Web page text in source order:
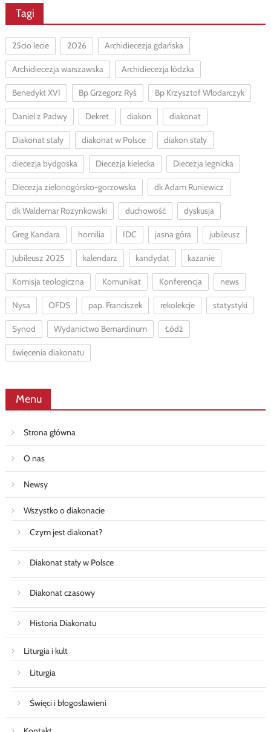
Tagi
25cio lecie 2026 Archidiecezja gdańska
Archidiecezja warszawska Archidiecezja łódzka
Benedykt XVI Bp Grzegorz Ryś Bp Krzysztof Włodarczyk
Daniel z Padwy Dekret diakon diakonat
Diakonat stały diakonat w Polsce diakon stały
diecezja bydgoska Diecezja kielecka Diecezja legnicka
Diecezja zielonogórsko-gorzowska dk Adam Runiewicz
dk Waldemar Rozynkowski duchowość dyskusja
Greg Kandara homilia IDC jasna góra jubileusz
Jubileusz 2025 kalendarz kandydat kazanie
Komisja teologiczna Komunikat Konferencja news
Nysa OFDS pap. Franciszek rekolekcje statystyki
Synod Wydanictwo Bernardinum Łódź
święcenia diakonatu
Menu
Strona główna
O nas
Newsy
Wszystko o diakonacie
Czym jest diakonat?
Diakonat stały w Polsce
Diakonat czasowy
Historia Diakonatu
Liturgia i kult
Liturgia
Święci i błogosławieni